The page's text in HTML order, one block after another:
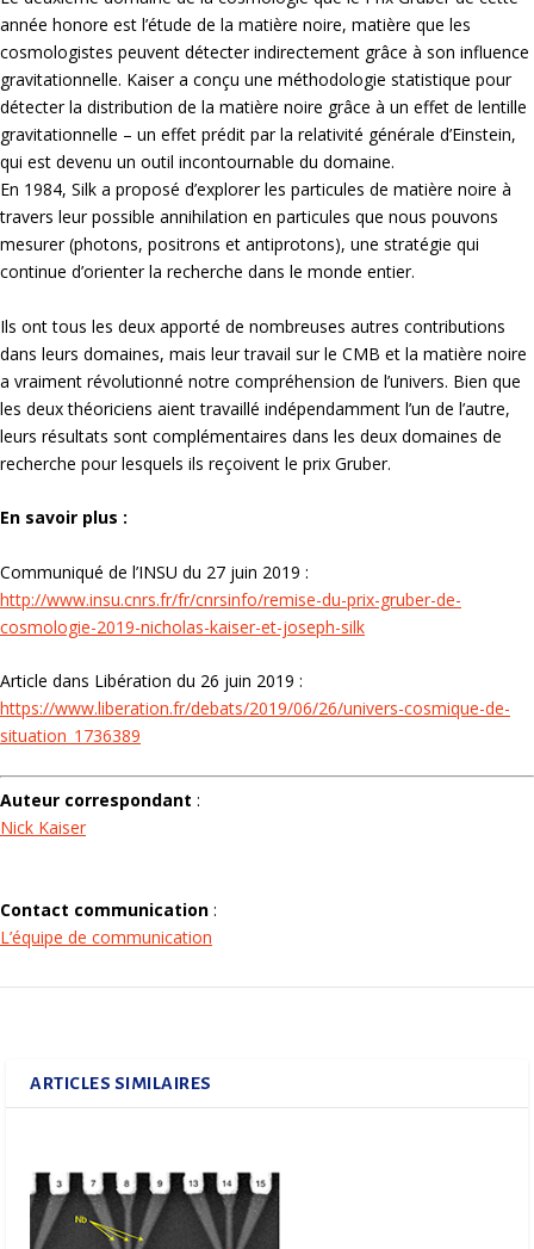
année honore est l’étude de la matière noire, matière que les
cosmologistes peuvent détecter indirectement grâce à son influence
gravitationnelle. Kaiser a conçu une méthodologie statistique pour
détecter la distribution de la matière noire grâce à un effet de lentille
gravitationnelle – un effet prédit par la relativité générale d’Einstein,
qui est devenu un outil incontournable du domaine.
En 1984, Silk a proposé d’explorer les particules de matière noire à
travers leur possible annihilation en particules que nous pouvons
mesurer (photons, positrons et antiprotons), une stratégie qui
continue d’orienter la recherche dans le monde entier.
Ils ont tous les deux apporté de nombreuses autres contributions
dans leurs domaines, mais leur travail sur le CMB et la matière noire
a vraiment révolutionné notre compréhension de l’univers. Bien que
les deux théoriciens aient travaillé indépendamment l’un de l’autre,
leurs résultats sont complémentaires dans les deux domaines de
recherche pour lesquels ils reçoivent le prix Gruber.
En savoir plus :
Communiqué de l’INSU du 27 juin 2019 :
http://www.insu.cnrs.fr/fr/cnrsinfo/remise-du-prix-gruber-de-
cosmologie-2019-nicholas-kaiser-et-joseph-silk
Article dans Libération du 26 juin 2019 :
https://www.liberation.fr/debats/2019/06/26/univers-cosmique-de-
situation_1736389
Auteur correspondant :
Nick Kaiser
Contact communication :
L’équipe de communication
ARTICLES SIMILAIRES